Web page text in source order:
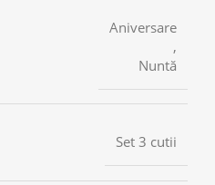
Aniversare
,
Nuntă
Set 3 cutii